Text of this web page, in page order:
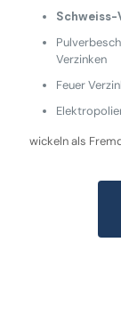
Schweiss-
Verzinken
Feuer
wickeln als